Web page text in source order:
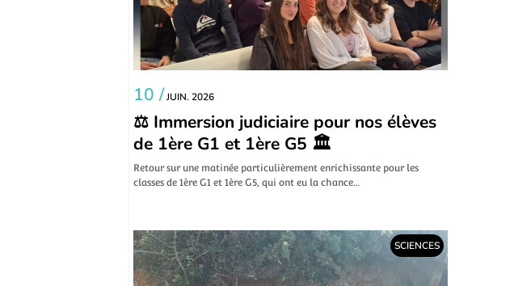
10 /JUIN. 2026
⚖️ Immersion judiciaire pour nos élèves
de 1ère G1 et 1ère G5 🏛️
​Retour sur une matinée particulièrement enrichissante pour les
classes de 1ère G1 et 1ère G5, qui ont eu la chance…
SCIENCES